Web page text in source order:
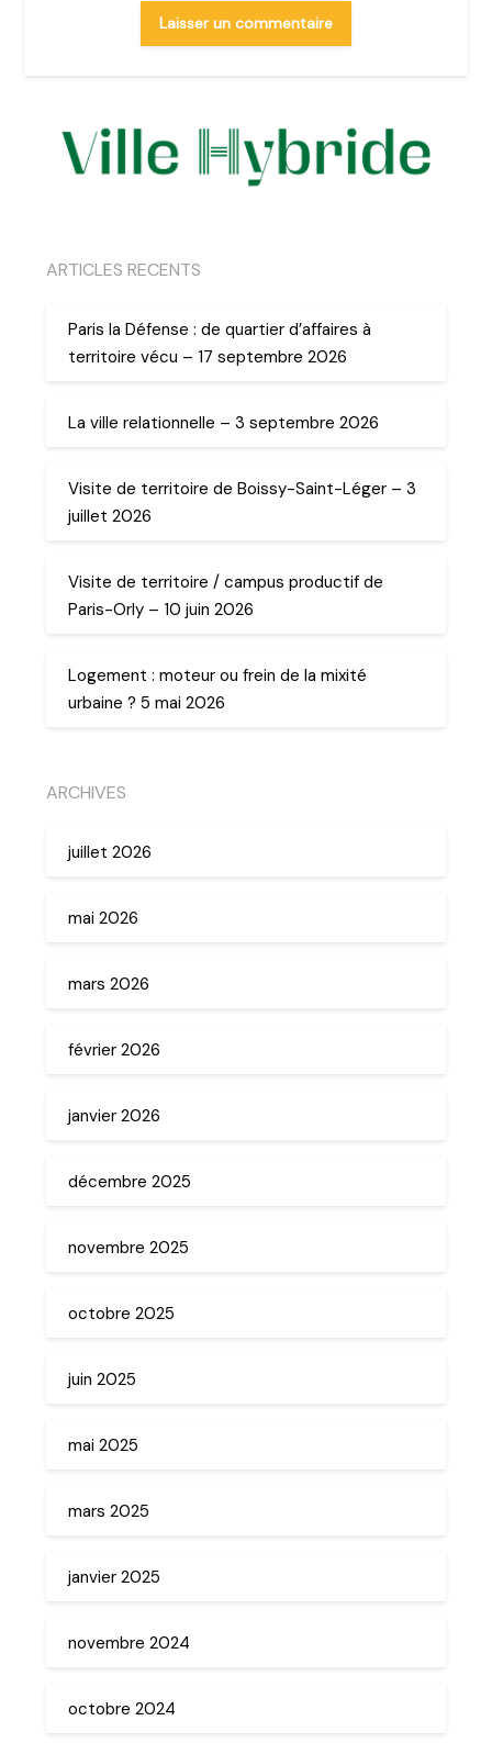
ARTICLES RECENTS
Paris la Défense : de quartier d’affaires à
territoire vécu – 17 septembre 2026
La ville relationnelle – 3 septembre 2026
Visite de territoire de Boissy-Saint-Léger – 3
juillet 2026
Visite de territoire / campus productif de
Paris-Orly – 10 juin 2026
Logement : moteur ou frein de la mixité
urbaine ? 5 mai 2026
ARCHIVES
juillet 2026
mai 2026
mars 2026
février 2026
janvier 2026
décembre 2025
novembre 2025
octobre 2025
juin 2025
mai 2025
mars 2025
janvier 2025
novembre 2024
octobre 2024